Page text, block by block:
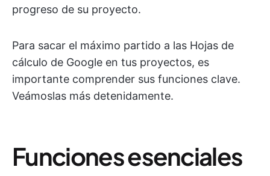
progreso de su proyecto.
Para sacar el máximo partido a las Hojas de
cálculo de Google en tus proyectos, es
importante comprender sus funciones clave.
Veámoslas más detenidamente.
Funciones esenciales